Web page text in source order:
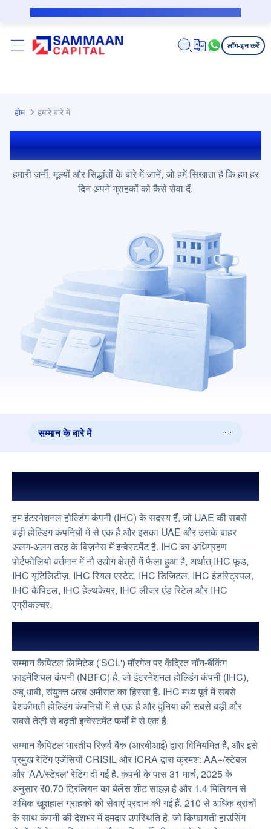
मुख्य कंटेंट पर जाएं
लॉग-इन करें
होम हमारे बारे में
सम्मान कैपिटल के बारे में
हमारी जर्नी, मूल्यों और सिद्धांतों के बारे में जानें, जो हमें सिखाता है कि हम हर
दिन अपने ग्राहकों को कैसे सेवा दें.
सम्मान के बारे में
ड्राइविंग प्रभाव
समय यात्रा
सम्मान के सिद्धांत
सम्मान का नेतृत्व करने वाले लोग
पुरस्कारों द्वारा
खबरें
हमारे हेड ऑफिस
सम्मान के साथ काम करें
सहायता चाहिए
मीडिया और प्रेस
IHC का सदस्य
हम इंटरनेशनल होल्डिंग कंपनी (IHC) के सदस्य हैं, जो UAE की सबसे
बड़ी होल्डिंग कंपनियों में से एक है और इसका UAE और उसके बाहर
अलग-अलग तरह के बिज़नेस में इन्वेस्टमेंट है. IHC का अधिग्रहण
पोर्टफोलियो वर्तमान में नौ उद्योग क्षेत्रों में फैला हुआ है, अर्थात् IHC फूड,
IHC यूटिलिटीज़, IHC रियल एस्टेट, IHC डिजिटल, IHC इंडस्ट्रियल,
IHC कैपिटल, IHC हेल्थकेयर, IHC लीजर एंड रिटेल और IHC
एग्रीकल्चर.
सम्मान कैपिटल के बारे में
सम्मान कैपिटल लिमिटेड ('SCL') मॉरगेज पर केंद्रित नॉन-बैंकिंग
फाइनेंशियल कंपनी (NBFC) है, जो इंटरनेशनल होल्डिंग कंपनी (IHC),
अबू धाबी, संयुक्त अरब अमीरात का हिस्सा है. IHC मध्य पूर्व में सबसे
बेशकीमती होल्डिंग कंपनियों में से एक है और दुनिया की सबसे बड़ी और
सबसे तेज़ी से बढ़ती इन्वेस्टमेंट फर्मों में से एक है.
सम्मान कैपिटल भारतीय रिज़र्व बैंक (आरबीआई) द्वारा विनियमित है, और इसे
प्रमुख रेटिंग एजेंसियों CRISIL और ICRA द्वारा क्रमश: AA+/स्टेबल
और 'AA/स्टेबल' रेटिंग दी गई है. कंपनी के पास 31 मार्च, 2025 के
अनुसार ₹0.70 ट्रिलियन का बैलेंस शीट साइज़ है और 1.4 मिलियन से
अधिक खुशहाल ग्राहकों को सेवाएं प्रदान की गई हैं. 210 से अधिक ब्रांचों
के साथ कंपनी की देशभर में दमदार उपस्थिति है, जो किफायती हाउसिंग